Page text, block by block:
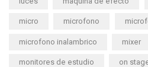
micro microfono
microfono inalambrico mixer
monitores de estudio on